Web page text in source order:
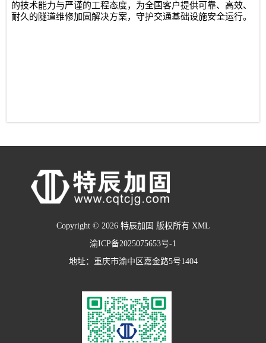
的技术能力与严谨的工程态度，为全国客户提供可靠、高效、
耐久的隧道维修加固解决方案，守护交通基础设施安全运行。
Copyright © 2026 特辰加固 版权所有 XML
渝ICP备2025075653号-1
地址：重庆市渝中区嘉金路5号1404